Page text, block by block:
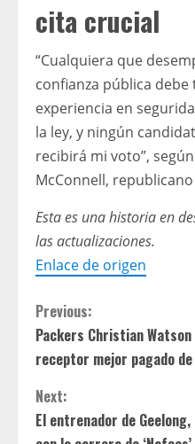
cita crucial
“Cualquiera que
confianza pública debe
experiencia en
la ley, y ningún
recibirá mi voto”,
McConnell,
Esta es una historia en
las actualizaciones.
Enlace de origen
C
o
n
t
Previous:
Packers Christian
receptor mejor pagado de
Next:
El entrenador de